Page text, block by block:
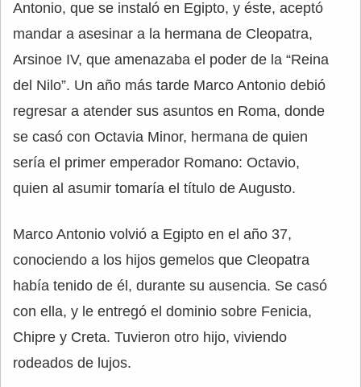
Antonio, que se instaló en Egipto, y éste, aceptó
mandar a asesinar a la hermana de Cleopatra,
Arsinoe IV, que amenazaba el poder de la “Reina
del Nilo”. Un año más tarde Marco Antonio debió
regresar a atender sus asuntos en Roma, donde
se casó con Octavia Minor, hermana de quien
sería el primer emperador Romano: Octavio,
quien al asumir tomaría el título de Augusto.
Marco Antonio volvió a Egipto en el año 37,
conociendo a los hijos gemelos que Cleopatra
había tenido de él, durante su ausencia. Se casó
con ella, y le entregó el dominio sobre Fenicia,
Chipre y Creta. Tuvieron otro hijo, viviendo
rodeados de lujos.